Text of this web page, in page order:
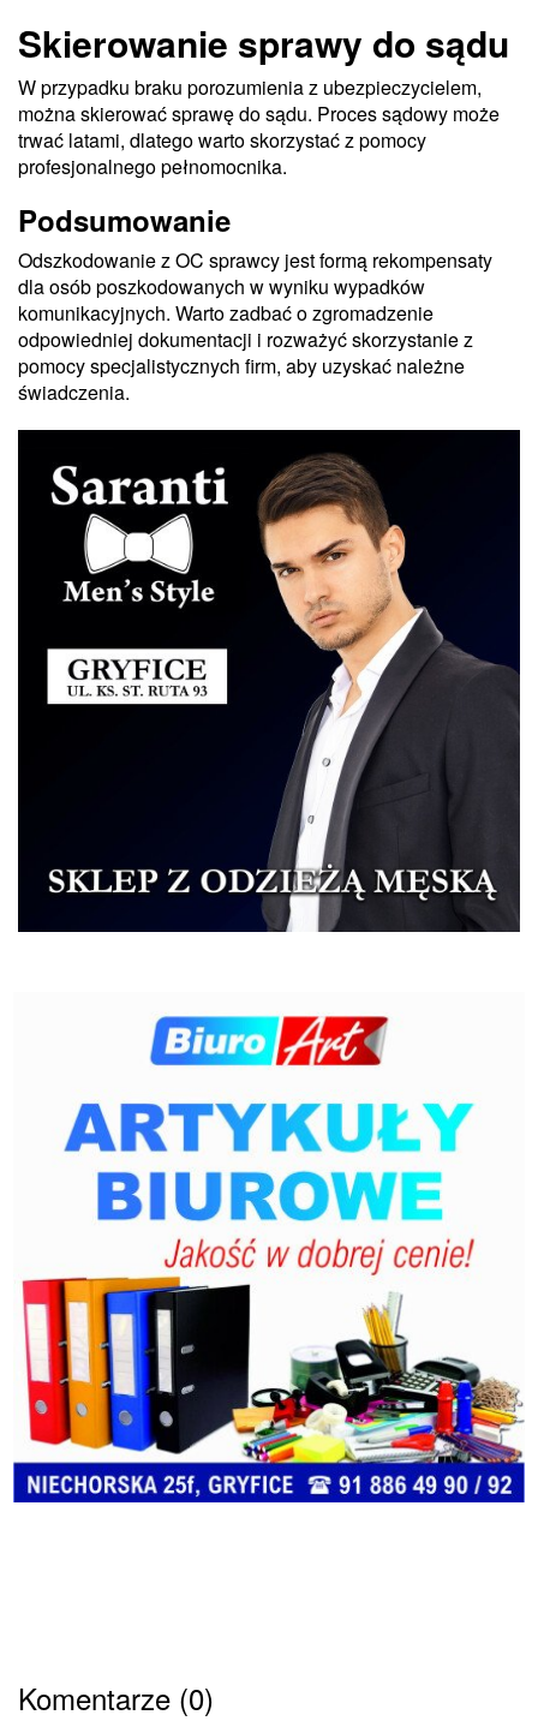
Skierowanie sprawy do sądu
W przypadku braku porozumienia z ubezpieczycielem,
można skierować sprawę do sądu. Proces sądowy może
trwać latami, dlatego warto skorzystać z pomocy
profesjonalnego pełnomocnika.
Podsumowanie
Odszkodowanie z OC sprawcy jest formą rekompensaty
dla osób poszkodowanych w wyniku wypadków
komunikacyjnych. Warto zadbać o zgromadzenie
odpowiedniej dokumentacji i rozważyć skorzystanie z
pomocy specjalistycznych firm, aby uzyskać należne
świadczenia.
Komentarze (0)